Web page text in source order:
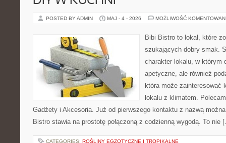
POSTED BY ADMIN MAJ - 4 - 2026 MOŻLIWOŚĆ
Bibi Bistro to lokal, które
szukających dobry smak.
charakter lokalu, w którym
apetyczne, ale również
która może zainteresować
lokalu z klimatem.
Gadżety i Akcesoria. Już od pierwszego kontaktu z nazwą
Bistro stawia na prostotę połączoną z codzienną wygodą. To nie
CATEGORIES: ROŚLINY EGZOTYCZNE I TROPIKALNE